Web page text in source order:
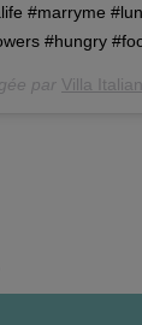
#marryme
#hungry
par Villa